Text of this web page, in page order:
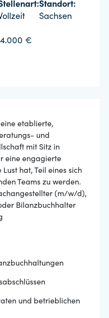
Standort:
Sachsen
€
etablierte,
und
mit Sitz in
eine engagierte
hat, Teil eines sich
Teams zu werden.
(m/w/d),
Bilanzbuchhalter
und betrieblichen